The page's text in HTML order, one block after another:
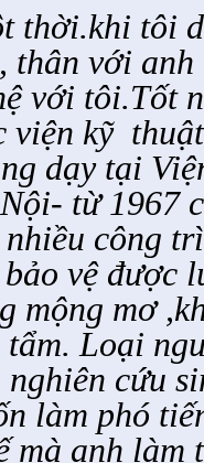
thời.khi tôi
thân với anh
với tôi.Tốt
viện kỹ
dạy tại
từ 1967
công
bảo vệ được
mộng mơ
tẩm. Loại
nghiên cứu
làm phó
mà anh làm